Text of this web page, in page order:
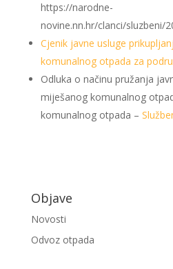
https://narodne-
novine.nn.hr/clanci/sluzbeni/
Cjenik javne usluge
komunalnog otpada za
Odluka o načinu pružanja
miješanog komunalnog
komunalnog otpada –
Objave
Novosti
Odvoz otpada